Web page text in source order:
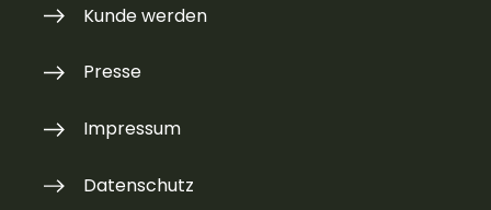
Kunde werden
Presse
Impressum
Datenschutz